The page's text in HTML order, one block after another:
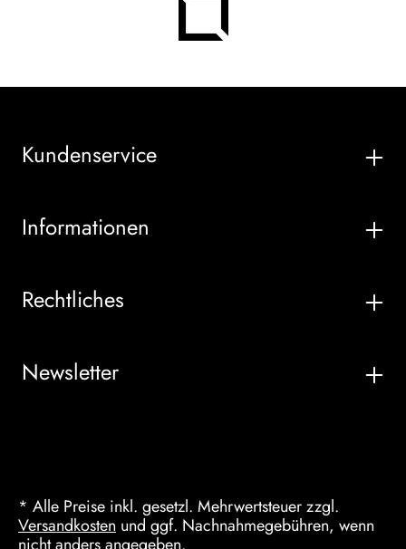
Kundenservice
Informationen
Rechtliches
Newsletter
* Alle Preise inkl. gesetzl. Mehrwertsteuer zzgl.
Versandkosten und ggf. Nachnahmegebühren, wenn